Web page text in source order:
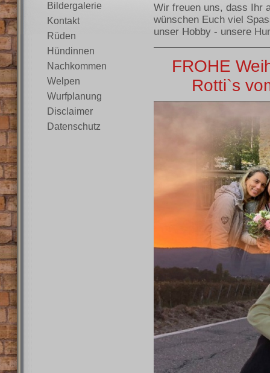
Bildergalerie
Kontakt
Rüden
Hündinnen
Nachkommen
Welpen
Wurfplanung
Disclaimer
Datenschutz
Wir freuen uns, dass Ihr
wünschen Euch viel
unser Hobby - unsere
FROHE
Rotti`s